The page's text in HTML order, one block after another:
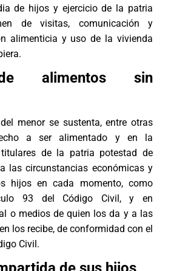
de hijos y ejercicio de la patria
de visitas, comunicación y
alimenticia y uso de la vivienda
alimentos sin
menor se sustenta, entre otras
a ser alimentado y en la
de la patria potestad de
las circunstancias económicas y
hijos en cada momento, como
93 del Código Civil, y en
o medios de quien los da y a las
los recibe, de conformidad con el
Civil.